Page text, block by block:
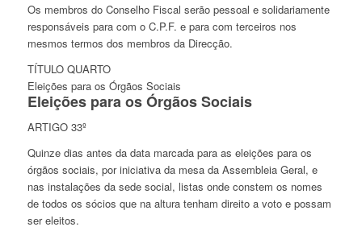
Os membros do Conselho Fiscal serão pessoal e solidariamente
responsáveis para com o C.P.F. e para com terceiros nos
mesmos termos dos membros da Direcção.
TÍTULO QUARTO
Eleições para os Órgãos Sociais
Eleições para os Órgãos Sociais
ARTIGO 33º
Quinze dias antes da data marcada para as eleições para os
órgãos sociais, por iniciativa da mesa da Assembleia Geral, e
nas instalações da sede social, listas onde constem os nomes
de todos os sócios que na altura tenham direito a voto e possam
ser eleitos.